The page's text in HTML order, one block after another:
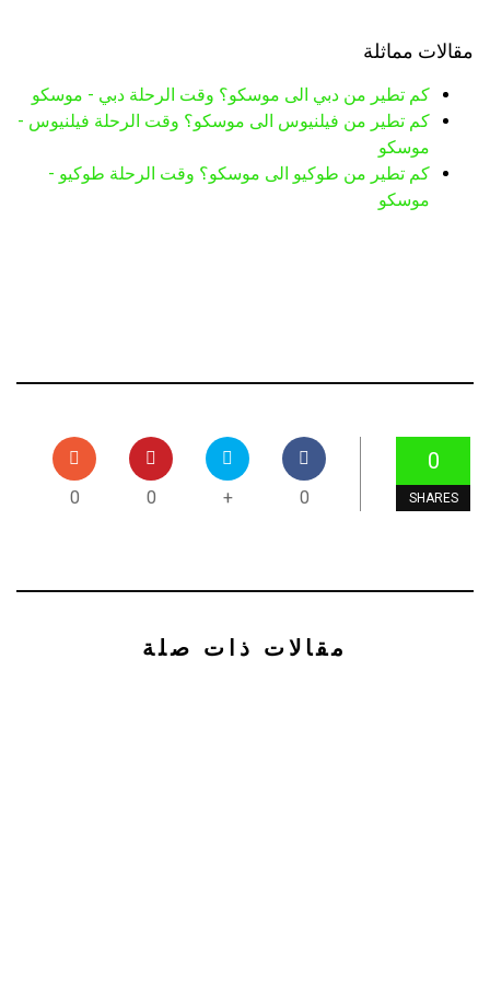
مقالات مماثلة
كم تطير من دبي الى موسكو؟ وقت الرحلة دبي - موسكو
كم تطير من فيلنيوس الى موسكو؟ وقت الرحلة فيلنيوس -
موسكو
كم تطير من طوكيو الى موسكو؟ وقت الرحلة طوكيو -
موسكو
0
SHARES
0
+
0
0
مقالات ذات صلة